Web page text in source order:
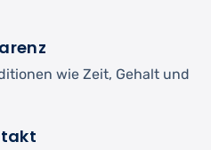
wie Zeit, Gehalt und